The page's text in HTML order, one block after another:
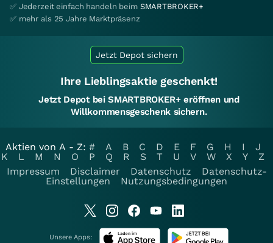
✅ Jederzeit einfach handeln beim SMARTBROKER+
✅ mehr als 25 Jahre Marktpräsenz
Jetzt Depot sichern
Ihre Lieblingsaktie geschenkt!
Jetzt Depot bei SMARTBROKER+ eröffnen und
Willkommensgeschenk sichern.
Aktien von A - Z: # A B C D E F G H I
J
K
L M N O P Q R S T U V W X Y
Z
Impressum
Disclaimer Datenschutz
Datenschutz-
Einstellungen
Nutzungsbedingungen
Unsere Apps: